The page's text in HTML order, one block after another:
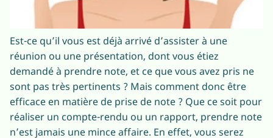
Est-ce qu’il vous est déjà arrivé d’assister à une
réunion ou une présentation, dont vous étiez
demandé à prendre note, et ce que vous avez pris ne
sont pas très pertinents ? Mais comment donc être
efficace en matière de prise de note ? Que ce soit pour
réaliser un compte-rendu ou un rapport, prendre note
n’est jamais une mince affaire. En effet, vous serez